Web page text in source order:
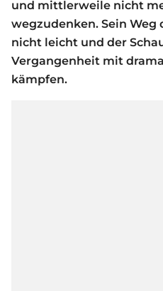
und mittlerweile nicht
wegzudenken. Sein
nicht leicht und der
Vergangenheit mit
kämpfen.